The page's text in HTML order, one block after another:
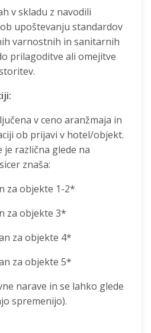
v skladu z navodili
upoštevanju standardov
varnostnih in sanitarnih
prilagoditve ali omejitve
v ceno aranžmaja in
ob prijavi v hotel/objekt.
različna glede na
znaša:
za objekte 1-2*
za objekte 3*
za objekte 4*
za objekte 5*
narave in se lahko glede
spremenijo).